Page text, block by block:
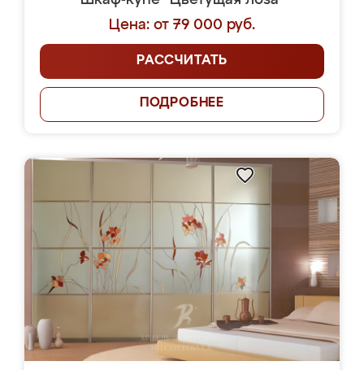
Цена: от 79 000 руб.
РАССЧИТАТЬ
ПОДРОБНЕЕ